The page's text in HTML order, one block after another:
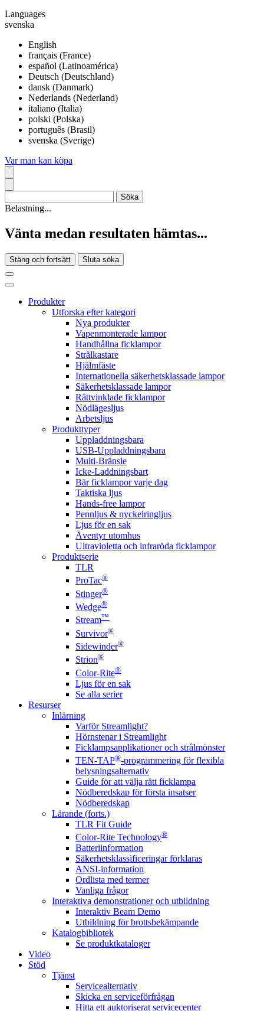
Languages
svenska
English
français (France)
español (Latinoamérica)
Deutsch (Deutschland)
dansk (Danmark)
Nederlands (Nederland)
italiano (Italia)
polski (Polska)
português (Brasil)
svenska (Sverige)
Var man kan köpa
Belastning...
Vänta medan resultaten hämtas...
Stäng och fortsätt Sluta söka
Produkter
Utforska efter kategori
Nya produkter
Vapenmonterade lampor
Handhållna ficklampor
Strålkastare
Hjälmfäste
Internationella säkerhetsklassade lampor
Säkerhetsklassade lampor
Rättvinklade ficklampor
Nödlägesljus
Arbetsljus
Produkttyper
Uppladdningsbara
USB-Uppladdningsbara
Multi-Bränsle
Icke-Laddningsbart
Bär ficklampor varje dag
Taktiska ljus
Hands-free lampor
Pennljus & nyckelringljus
Ljus för en sak
Äventyr utomhus
Ultravioletta och infraröda ficklampor
Produktserie
TLR
ProTac®
Stinger®
Wedge®
Stream™
Survivor®
Sidewinder®
Strion®
Color-Rite®
Ljus för en sak
Se alla serier
Resurser
Inlärning
Varför Streamlight?
Hörnstenar i Streamlight
Ficklampsapplikationer och strålmönster
TEN-TAP®-programmering för flexibla
belysningsalternativ
Guide för att välja rätt ficklampa
Nödberedskap för första insatser
Nödberedskap
Lärande (forts.)
TLR Fit Guide
Color-Rite Technology®
Batteriinformation
Säkerhetsklassificeringar förklaras
ANSI-information
Ordlista med termer
Vanliga frågor
Interaktiva demonstrationer och utbildning
Interaktiv Beam Demo
Utbildning för brottsbekämpande
Katalogbibliotek
Se produktkataloger
Video
Stöd
Tjänst
Servicealternativ
Skicka en serviceförfrågan
Hitta ett auktoriserat servicecenter